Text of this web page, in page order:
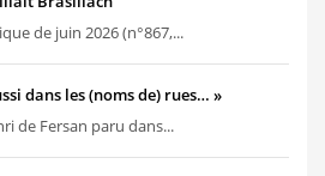
de juin 2026 (n°867,...
dans les (noms de) rues… »
de Fersan paru dans...